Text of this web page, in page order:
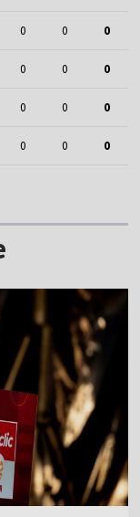
0 0 0
0 0 0
0 0 0
0 0 0